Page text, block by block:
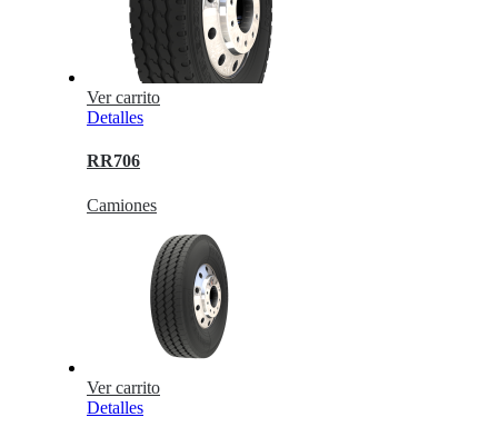
Ver carrito
Detalles
RR706
Camiones
Ver carrito
Detalles